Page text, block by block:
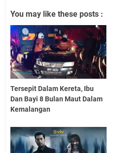
You may like these posts :
Tersepit Dalam Kereta, Ibu
Dan Bayi 8 Bulan Maut Dalam
Kemalangan